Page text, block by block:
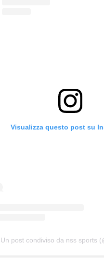
Visualizza questo post su
Un post condiviso da nss sports